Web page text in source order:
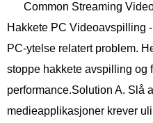
Common Streaming
Hakkete PC Videoavspilling
PC-ytelse relatert problem.
stoppe hakkete avspilling og
performance.Solution A. Slå
medieapplikasjoner krever